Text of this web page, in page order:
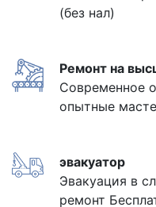
(без нал)
Ремонт на
Современное
опытные
эвакуатор
Эвакуация в
ремонт